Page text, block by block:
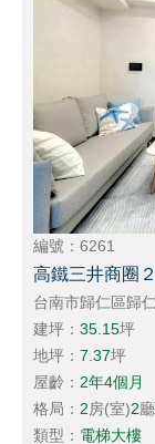
編號：6261
高鐵三井商圈
台南市歸仁區歸
建坪：35.15坪
地坪：7.37坪
屋齡： 2年4個月
格局： 2房(室)2廳
類型： 電梯大樓